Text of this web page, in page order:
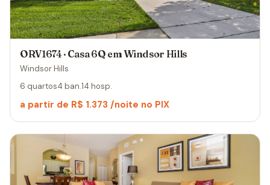
ORV1674 · Casa 6Q em Windsor Hills
Windsor Hills
6 quartos4 ban.14 hosp.
a partir de R$ 1.373 /noite no PIX